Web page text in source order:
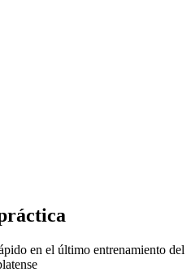
en el último entrenamiento del